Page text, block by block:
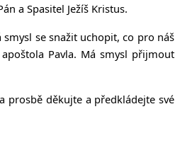
a Spasitel Ježíš Kristus.
se snažit uchopit, co pro náš
Pavla. Má smysl přijmout
prosbě děkujte a předkládejte své